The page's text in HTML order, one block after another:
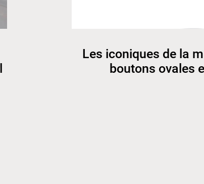
Les iconiques de la
boutons ovales